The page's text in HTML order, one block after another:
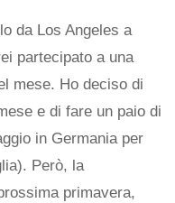
da Los Angeles a
partecipato a una
mese. Ho deciso di
e di fare un paio di
in Germania per
Però, la
primavera,